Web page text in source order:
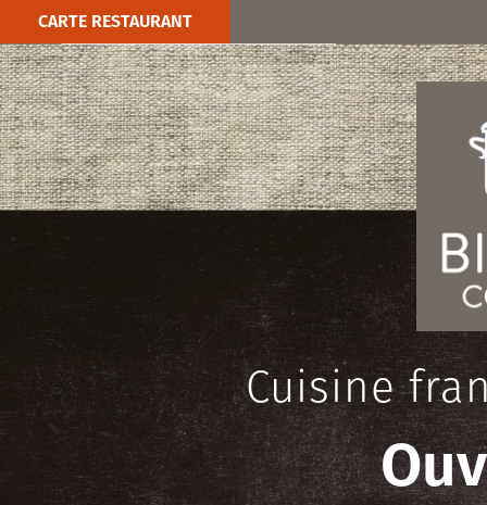
CARTE RESTAURANT
Cuisine